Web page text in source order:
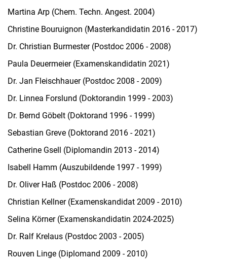
Martina Arp (Chem. Techn. Angest. 2004)
Christine Bouruignon (Masterkandidatin 2016 - 2017)
Dr. Christian Burmester (Postdoc 2006 - 2008)
Paula Deuermeier (Examenskandidatin 2021)
Dr. Jan Fleischhauer (Postdoc 2008 - 2009)
Dr. Linnea Forslund (Doktorandin 1999 - 2003)
Dr. Bernd Göbelt (Doktorand 1996 - 1999)
Sebastian Greve (Doktorand 2016 - 2021)
Catherine Gsell (Diplomandin 2013 - 2014)
Isabell Hamm (Auszubildende 1997 - 1999)
Dr. Oliver Haß (Postdoc 2006 - 2008)
Christian Kellner (Examenskandidat 2009 - 2010)
Selina Körner (Examenskandidatin 2024-2025)
Dr. Ralf Krelaus (Postdoc 2003 - 2005)
Rouven Linge (Diplomand 2009 - 2010)